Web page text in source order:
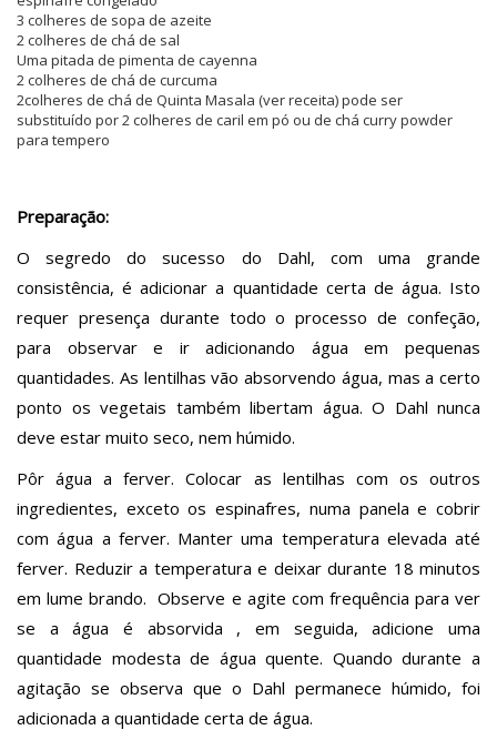
3 colheres de sopa de azeite
2 colheres de chá de sal
Uma pitada de pimenta de cayenna
2 colheres de chá de curcuma
2colheres de chá de Quinta Masala (ver receita) pode ser
substituído por 2 colheres de caril em pó ou de chá curry powder
para tempero
Preparação:
O segredo do sucesso do Dahl, com uma grande
consistência, é adicionar a quantidade certa de água. Isto
requer presença durante todo o processo de confeção,
para observar e ir adicionando água em pequenas
quantidades. As lentilhas vão absorvendo água, mas a certo
ponto os vegetais também libertam água. O Dahl nunca
deve estar muito seco, nem húmido.
Pôr água a ferver. Colocar as lentilhas com os outros
ingredientes, exceto os espinafres, numa panela e cobrir
com água a ferver. Manter uma temperatura elevada até
ferver. Reduzir a temperatura e deixar durante 18 minutos
em lume brando. Observe e agite com frequência para ver
se a água é absorvida , em seguida, adicione uma
quantidade modesta de água quente. Quando durante a
agitação se observa que o Dahl permanece húmido, foi
adicionada a quantidade certa de água.